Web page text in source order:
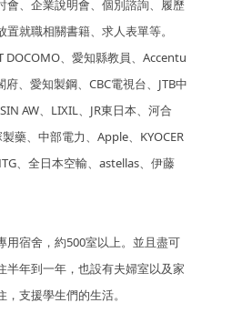
會、企業說明會、個別諮詢、履歷
就職相關書籍、求人表單等。
DOCOMO、愛知縣教員、Accentu
、愛知製鋼、CBC電視台、JTB中
AW、LIXIL、JR東日本、河合
藥、中部電力、Apple、KYOCER
、全日本空輸、astellas、伊藤
用宿舍，約500室以上。並且盡可
半年到一年，也設有夫婦室以及家
支援學生們的生活。